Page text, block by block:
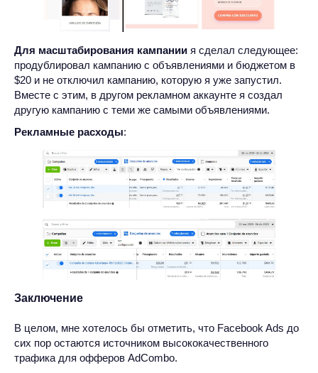
Для масштабирования кампании я сделал следующее:
продублировал кампанию с объявлениями и бюджетом в
$20 и не отключил кампанию, которую я уже запустил.
Вместе с этим, в другом рекламном аккаунте я создал
другую кампанию с теми же самыми объявлениями.
Рекламные расходы:
Заключение
В целом, мне хотелось бы отметить, что Facebook Ads до
сих пор остаются источником высококачественного
трафика для офферов AdCombo.